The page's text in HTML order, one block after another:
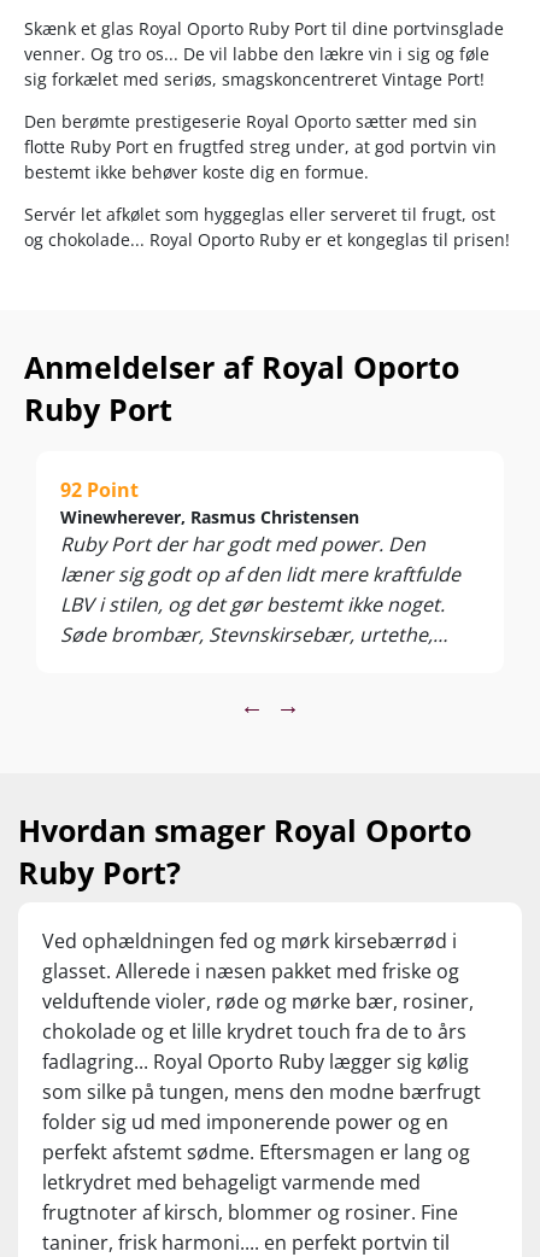
Skænk et glas Royal Oporto Ruby Port til dine portvinsglade
venner. Og tro os... De vil labbe den lækre vin i sig og føle
sig forkælet med seriøs, smagskoncentreret Vintage Port!
Den berømte prestigeserie Royal Oporto sætter med sin
flotte Ruby Port en frugtfed streg under, at god portvin vin
bestemt ikke behøver koste dig en formue.
Servér let afkølet som hyggeglas eller serveret til frugt, ost
og chokolade... Royal Oporto Ruby er et kongeglas til prisen!
Anmeldelser af Royal Oporto
Ruby Port
92 Point
Winewherever, Rasmus Christensen
Ruby Port der har godt med power. Den
læner sig godt op af den lidt mere kraftfulde
LBV i stilen, og det gør bestemt ikke noget.
Søde brombær, Stevnskirsebær, urtethe,
← →
Hvordan smager Royal Oporto
Ruby Port?
Ved ophældningen fed og mørk kirsebærrød i
glasset. Allerede i næsen pakket med friske og
velduftende violer, røde og mørke bær, rosiner,
chokolade og et lille krydret touch fra de to års
fadlagring... Royal Oporto Ruby lægger sig kølig
som silke på tungen, mens den modne bærfrugt
folder sig ud med imponerende power og en
perfekt afstemt sødme. Eftersmagen er lang og
letkrydret med behageligt varmende med
frugtnoter af kirsch, blommer og rosiner. Fine
taniner, frisk harmoni.... en perfekt portvin til